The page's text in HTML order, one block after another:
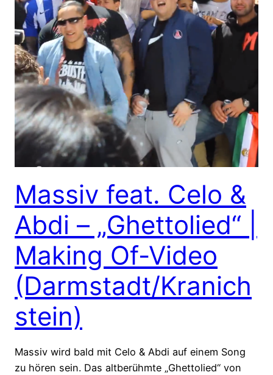
Massiv feat. Celo &
Abdi – „Ghettolied“ |
Making Of-Video
(Darmstadt/Kranich
stein)
Massiv wird bald mit Celo & Abdi auf einem Song
zu hören sein. Das altberühmte „Ghettolied“ von